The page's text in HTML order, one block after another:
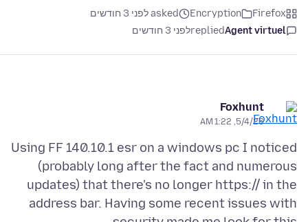
Firefox
Encryption
asked לפני 3 חודשים
Agent virtuel
repliedלפני 3 חודשים
Foxhunt
5/4/26, 1:22 AM
Using FF 140.10.1 esr on a windows pc I noticed
(probably long after the fact and numerous
updates) that there's no longer https:// in the
address bar. Having some recent issues with